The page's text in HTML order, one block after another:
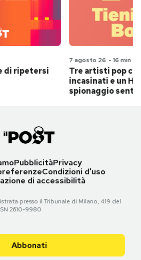
di ripetersi
7 agosto 26 - 16 min
Tre artisti pop
incasinati e un
spionaggio
PubblicitàPrivacy
Condizioni d'uso
di accessibilità
presso il Tribunale di Milano, 419 del
2610-9980
Abbonati